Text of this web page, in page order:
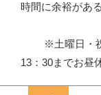
時間に余裕があ
※土曜日・祝
13：30までお昼